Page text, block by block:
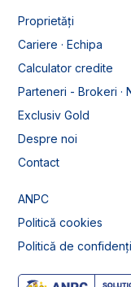
Proprietăți
Cariere · Echipa
Calculator credite
Parteneri - Brokeri ·
Exclusiv Gold
Despre noi
Contact
ANPC
Politică cookies
Politică de